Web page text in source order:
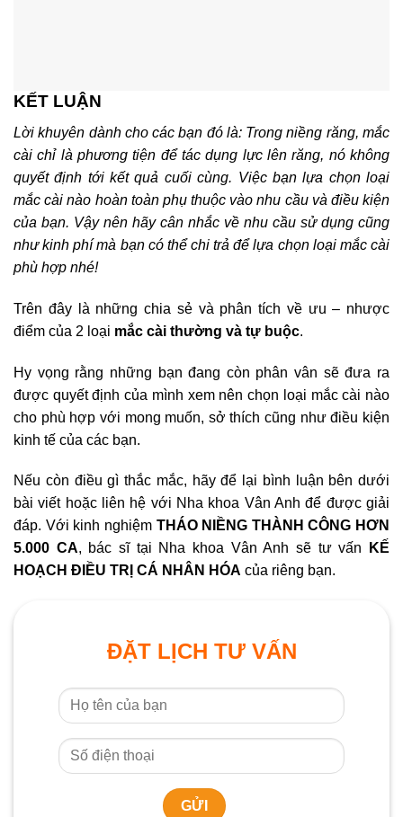
KẾT LUẬN
Lời khuyên dành cho các bạn đó là: Trong niềng răng, mắc
cài chỉ là phương tiện để tác dụng lực lên răng, nó không
quyết định tới kết quả cuối cùng. Việc bạn lựa chọn loại
mắc cài nào hoàn toàn phụ thuộc vào nhu cầu và điều kiện
của bạn. Vậy nên hãy cân nhắc về nhu cầu sử dụng cũng
như kinh phí mà bạn có thể chi trả để lựa chọn loại mắc cài
phù hợp nhé!
Trên đây là những chia sẻ và phân tích về ưu – nhược
điểm của 2 loại mắc cài thường và tự buộc.
Hy vọng rằng những bạn đang còn phân vân sẽ đưa ra
được quyết định của mình xem nên chọn loại mắc cài nào
cho phù hợp với mong muốn, sở thích cũng như điều kiện
kinh tế của các bạn.
Nếu còn điều gì thắc mắc, hãy để lại bình luận bên dưới
bài viết hoặc liên hệ với Nha khoa Vân Anh để được giải
đáp. Với kinh nghiệm THÁO NIỀNG THÀNH CÔNG HƠN
5.000 CA, bác sĩ tại Nha khoa Vân Anh sẽ tư vấn
KẾ
HOẠCH ĐIỀU TRỊ CÁ NHÂN HÓA của riêng bạn.
ĐẶT LỊCH TƯ VẤN